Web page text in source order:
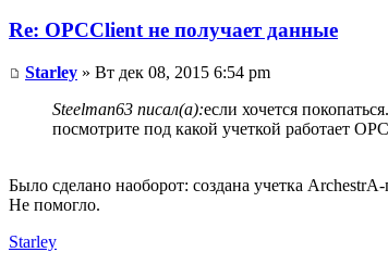
Re: OPCClient не получает данные
Starley » Вт дек 08, 2015 6:54 pm
Steelman63 писал(а):если хочется
посмотрите под какой учеткой работает
Было сделано наоборот: создана учетка
Не помогло.
Starley